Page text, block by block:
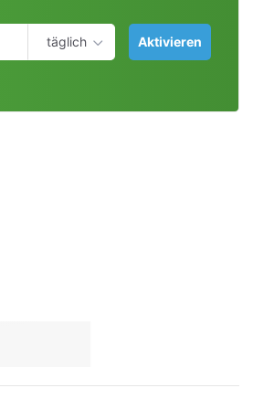
täglich Aktivieren